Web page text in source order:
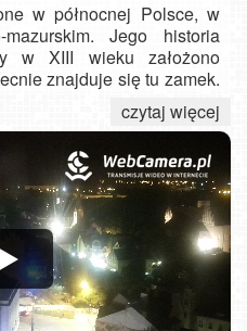
w północnej Polsce, w
mazurskim. Jego historia
w XIII wieku założono
znajduje się tu zamek.
oglądać miasto
w
HD, który obejmuje centrum
ośrodkiem na ziemiach
do Polski, stał się
mazurskiego. W XVI
centrum reformacji dzięki
, który tam pracował.
panowanie Prus, a później
rozwój i przemiany miasta.
czytaj więcej